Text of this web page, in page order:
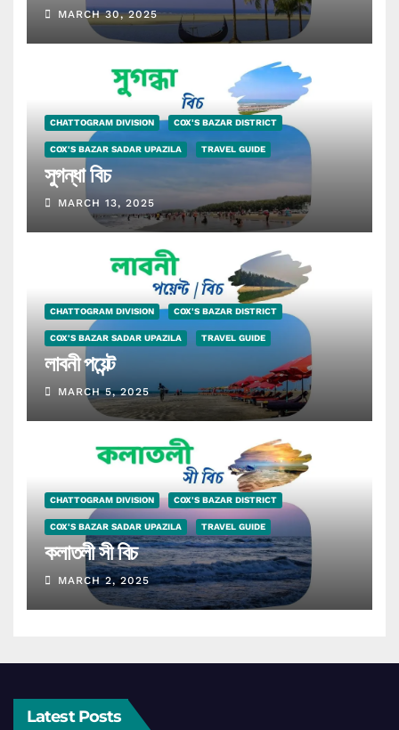
MARCH 30, 2025
CHATTOGRAM DIVISION COX'S BAZAR DISTRICT
COX'S BAZAR SADAR UPAZILA TRAVEL GUIDE
সুগন্ধা বিচ
MARCH 13, 2025
CHATTOGRAM DIVISION COX'S BAZAR DISTRICT
COX'S BAZAR SADAR UPAZILA TRAVEL GUIDE
লাবনী পয়েন্ট
MARCH 5, 2025
CHATTOGRAM DIVISION COX'S BAZAR DISTRICT
COX'S BAZAR SADAR UPAZILA TRAVEL GUIDE
কলাতলী সী বিচ
MARCH 2, 2025
Latest Posts